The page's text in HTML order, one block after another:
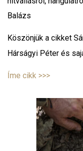
Balázs
Köszönjük a cikket
Hárságyi Péter és
Íme cikk >>>